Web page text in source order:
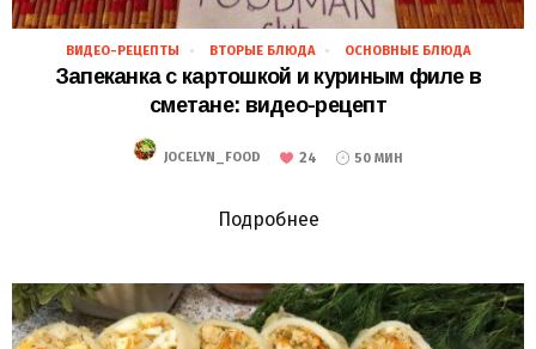
30.11.2018
ВИДЕО-РЕЦЕПТЫ ВТОРЫЕ БЛЮДА ОСНОВНЫЕ БЛЮДА
Запеканка с картошкой и куриным филе в
сметане: видео-рецепт
JOCELYN_FOOD 24 50 МИН
Подробнее